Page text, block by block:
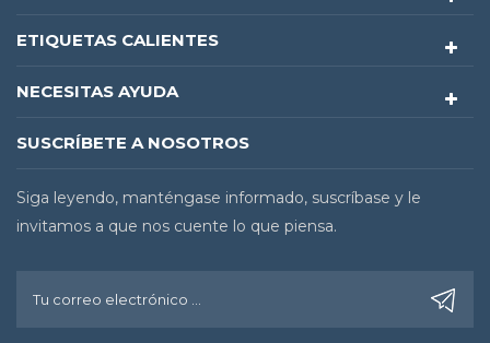
ETIQUETAS CALIENTES
NECESITAS AYUDA
SUSCRÍBETE A NOSOTROS
Siga leyendo, manténgase informado, suscríbase y le
invitamos a que nos cuente lo que piensa.